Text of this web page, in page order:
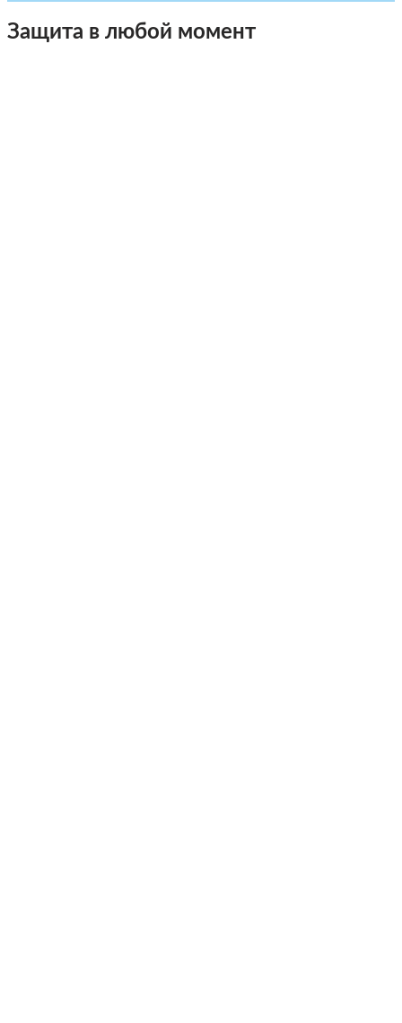
Защита в любой момент